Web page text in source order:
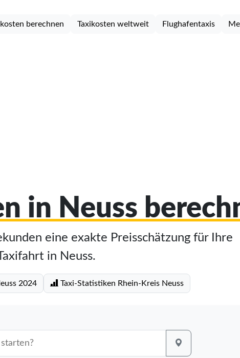
berechnen Taxikosten weltweit Flughafentaxis
in Neuss
eine exakte Preisschätzung für Ihre
in Neuss.
2024 Taxi-Statistiken Rhein-Kreis Neuss